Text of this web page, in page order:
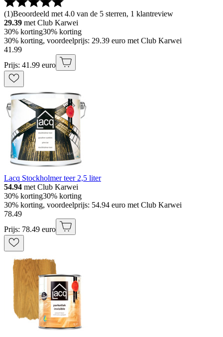
(1)Beoordeeld met 4.0 van de 5 sterren, 1 klantreview
29.39 met Club Karwei
30% korting30% korting
30% korting, voordeelprijs: 29.39 euro met Club Karwei
41 .99
Prijs: 41.99 euro
Lacq Stockholmer teer 2,5 liter
54.94 met Club Karwei
30% korting30% korting
30% korting, voordeelprijs: 54.94 euro met Club Karwei
78.49
Prijs: 78.49 euro